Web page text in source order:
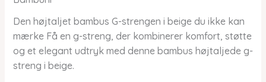
Den højtaljet bambus G-strengen i beige du ikke kan
mærke Få en g-streng, der kombinerer komfort, støtte
og et elegant udtryk med denne bambus højtaljede g-
streng i beige.